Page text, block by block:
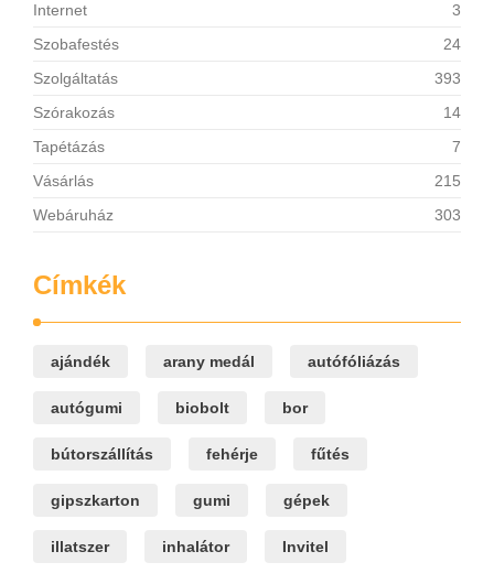
Internet
3
Szobafestés
24
Szolgáltatás
393
Szórakozás
14
Tapétázás
7
Vásárlás
215
Webáruház
303
Címkék
ajándék arany medál autófóliázás
autógumi biobolt bor
bútorszállítás fehérje fűtés
gipszkarton gumi gépek
illatszer inhalátor Invitel